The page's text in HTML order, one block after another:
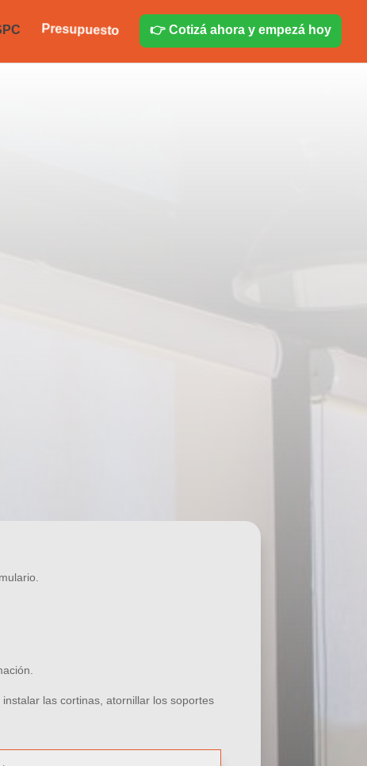
Presupuesto 👉 Cotizá ahora y empezá hoy
las cortinas, atornillar los soportes